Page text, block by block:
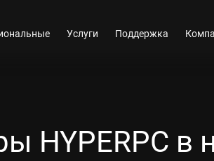
Услуги Поддержка
HYPERPC в